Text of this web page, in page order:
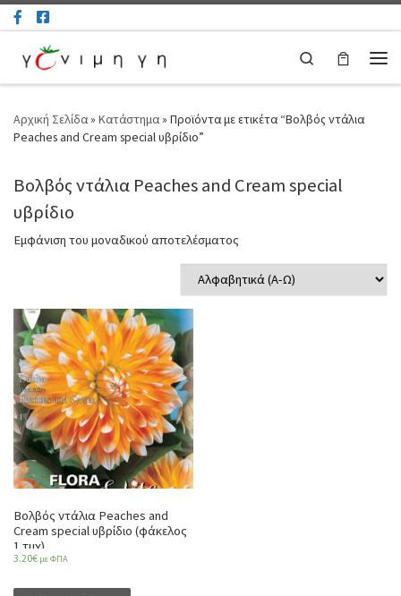
Μετάβαση στο περιεχόμενο
Search
Αρχική Σελίδα» Κατάστημα» Προϊόντα με ετικέτα “Βολβός ντάλια
Peaches and Cream special υβρίδιο”
Βολβός ντάλια Peaches and Cream special
υβρίδιο
Εμφάνιση του μοναδικού αποτελέσματος
Βολβός ντάλια Peaches and
Cream special υβρίδιο (φάκελος
1 τμχ)
3.20€ με ΦΠΑ